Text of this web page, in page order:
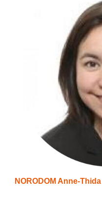
NORODOM Anne-Thida